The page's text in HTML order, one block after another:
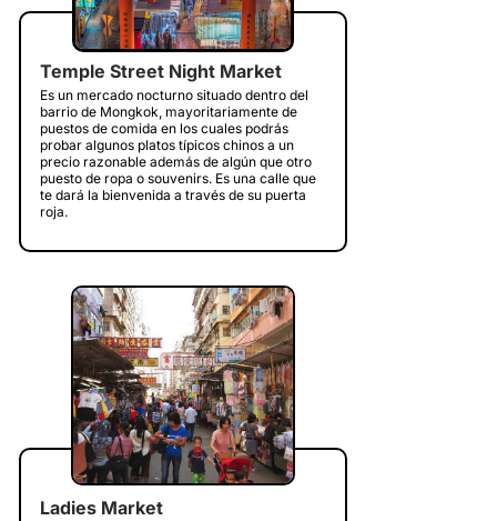
Temple Street Night Market
Es un mercado nocturno situado dentro del
barrio de Mongkok, mayoritariamente de
puestos de comida en los cuales podrás
probar algunos platos típicos chinos a un
precio razonable además de algún que otro
puesto de ropa o souvenirs. Es una calle que
te dará la bienvenida a través de su puerta
roja.
Ladies Market